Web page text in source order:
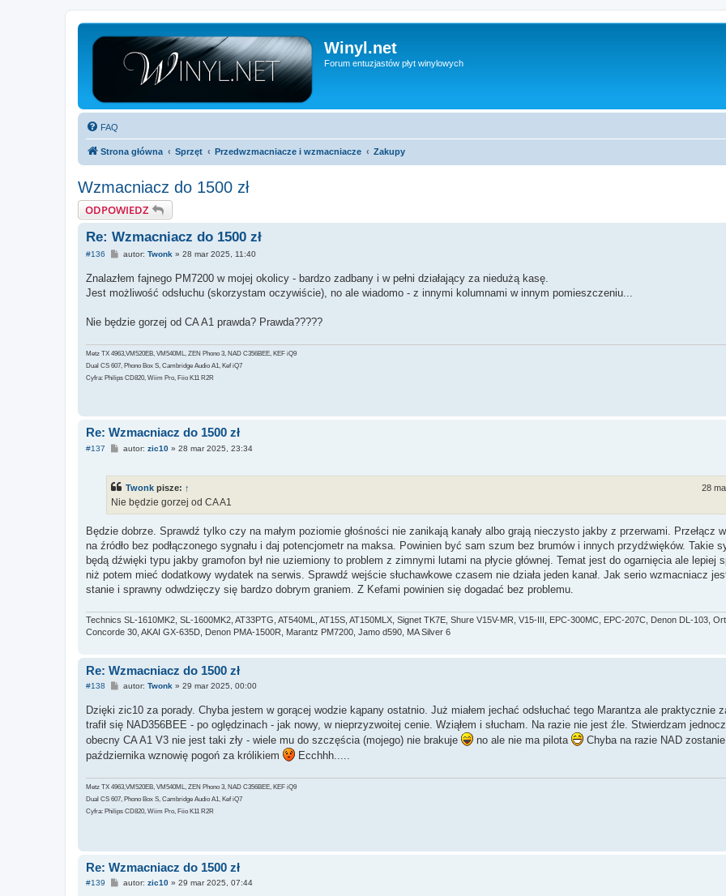
Winyl.net
Forum entuzjastów płyt winylowych
FAQ
Strona główna Sprzęt Przedwzmacniacze i wzmacniacze Zakupy
Wzmacniacz do 1500 zł
ODPOWIEDZ
Re: Wzmacniacz do 1500 zł
#136
P
t
autor: Twonk » 28 mar 2025, 11:40
Znalazłem fajnego PM7200 w mojej okolicy - bardzo zadbany i w pełni działający za niedużą kasę.
Jest możliwość odsłuchu (skorzystam oczywiście), no ale wiadomo - z innymi kolumnami w innym pomieszczeniu...
Nie będzie gorzej od CA A1 prawda? Prawda?????
Metz TX 4963,VM520EB, VM540ML, ZEN Phono 3, NAD C356BEE, KEF iQ9
Dual CS 607, Phono Box S, Cambridge Audio A1, Kef iQ7
Cyfra: Philips CD820, Wiim Pro, Fiio K11 R2R
Re: Wzmacniacz do 1500 zł
#137
P
t
autor: zic10» 28 mar 2025, 23:34
Twonk pisze: ↑ 28
Nie będzie gorzej od CA A1
Będzie dobrze. Sprawdź tylko czy na małym poziomie głośności nie zanikają kanały albo grają nieczysto jakby z przerwami. Przełącz
na źródło bez podłączonego sygnału i daj potencjometr na maksa. Powinien być sam szum bez brumów i innych przydźwięków. Takie
będą dźwięki typu jakby gramofon był nie uziemiony to problem z zimnymi lutami na płycie głównej. Temat jest do ogarnięcia ale lepiej
niż potem mieć dodatkowy wydatek na serwis. Sprawdź wejście słuchawkowe czasem nie działa jeden kanał. Jak serio wzmacniacz
stanie i sprawny odwdzięczy się bardzo dobrym graniem. Z Kefami powinien się dogadać bez problemu.
Technics SL-1610MK2, SL-1600MK2, AT33PTG, AT540ML, AT15S, AT150MLX, Signet TK7E, Shure V15V-MR, V15-III, EPC-300MC, EPC-207C, Denon DL-103,
Concorde 30, AKAI GX-635D, Denon PMA-1500R, Marantz PM7200, Jamo d590, MA Silver 6
Re: Wzmacniacz do 1500 zł
#138
P
t
autor: Twonk» 29 mar 2025, 00:00
Dzięki zic10 za porady. Chyba jestem w gorącej wodzie kąpany ostatnio. Już miałem jechać odsłuchać tego Marantza ale praktycznie
trafił się NAD356BEE - po oględzinach - jak nowy, w nieprzyzwoitej cenie. Wziąłem i słucham. Na razie nie jest źle. Stwierdzam
obecny CA A1 V3 nie jest taki zły - wiele mu do szczęścia (mojego) nie brakuje
no ale nie ma pilota
Chyba na razie NAD
października wznowię pogoń za królikiem
Ecchhh.....
Metz TX 4963,VM520EB, VM540ML, ZEN Phono 3, NAD C356BEE, KEF iQ9
Dual CS 607, Phono Box S, Cambridge Audio A1, Kef iQ7
Cyfra: Philips CD820, Wiim Pro, Fiio K11 R2R
Re: Wzmacniacz do 1500 zł
#139
Pautor: zic10» 29 mar 2025, 07:44